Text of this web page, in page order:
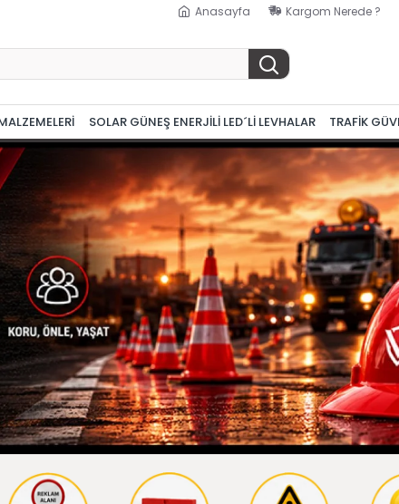
Anasayfa Kargom Nerede ?
SOLAR GÜNEŞ ENERJİLİ LED´Lİ LEVHALAR TRAFİK